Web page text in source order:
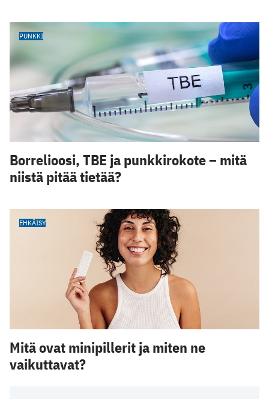
PUNKKI
Borrelioosi, TBE ja punkkirokote – mitä
niistä pitää tietää?
EHKÄISY
Mitä ovat minipillerit ja miten ne
vaikuttavat?